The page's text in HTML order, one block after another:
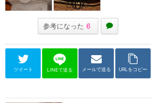
参考になった 6
ツイート LINEで送る メールで送る URLをコピー